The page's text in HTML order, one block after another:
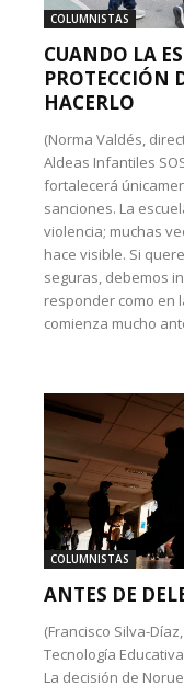
COLUMNISTAS
CUANDO LA
PROTECCIÓN
HACERLO
(Norma Valdés,
Aldeas Infantiles
fortalecerá
sanciones. La
violencia; muchas
hace visible. Si
seguras, debemos
responder como en
comienza mucho
COLUMNISTAS
ANTES DE
(Francisco Silva-
Tecnología
La decisión de